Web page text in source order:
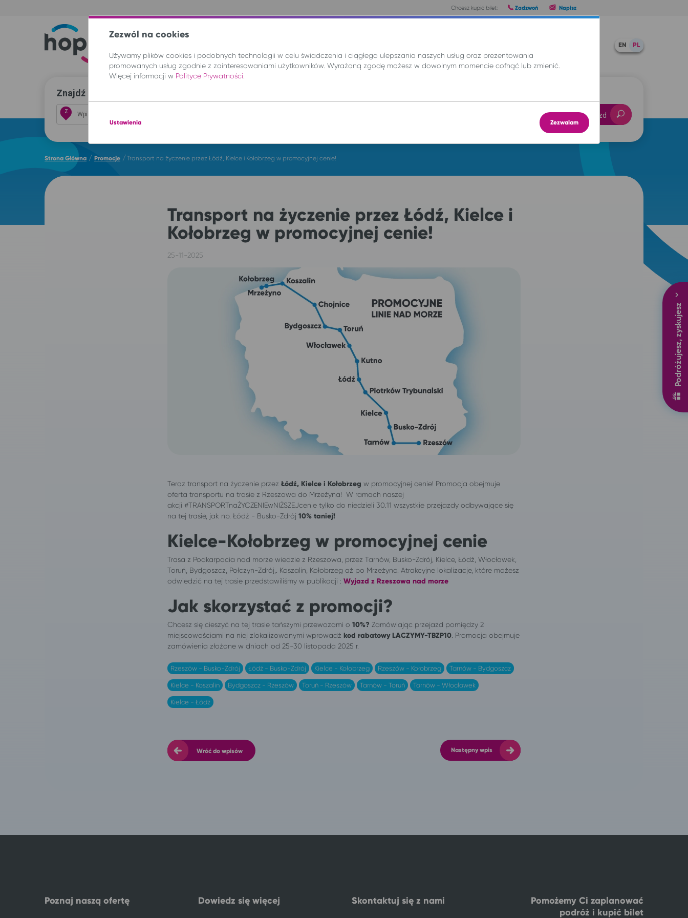
Chcesz kupić bilet: Zadzwoń Napisz
EN PL
Znajdź przejazd i kup bilet
Z Znajdź przejazd
Podróżujesz, zyskujesz
Strona Główna / Promocje /Transport na życzenie przez Łódź, Kielce i Kołobrzeg w promocyjnej cenie!
Transport na życzenie przez Łódź, Kielce i
Kołobrzeg w promocyjnej cenie!
25-11-2025
Teraz transport na życzenie przez Łódź, Kielce i Kołobrzeg w promocyjnej cenie! Promocja obejmuje
oferta transportu na trasie z Rzeszowa do Mrzeżyna! W ramach naszej
akcji #TRANSPORTnaŻYCZENIEwNIŻSZEJcenie tylko do niedzieli 30.11 wszystkie przejazdy odbywające się
na tej trasie, jak np. Łódź - Busko-Zdrój 10% taniej!
Kielce-Kołobrzeg w promocyjnej cenie
Trasa z Podkarpacia nad morze wiedzie z Rzeszowa, przez Tarnów, Busko-Zdrój, Kielce, Łódź, Włocławek,
Toruń, Bydgoszcz, Połczyn-Zdrój,. Koszalin, Kołobrzeg aż po Mrzeżyno. Atrakcyjne lokalizacje, które możesz
odwiedzić na tej trasie przedstawiliśmy w publikacji : Wyjazd z Rzeszowa nad morze
Jak skorzystać z promocji?
Chcesz się cieszyć na tej trasie tańszymi przewozami o 10%? Zamówiając przejazd pomiędzy 2
miejscowościami na niej zlokalizowanymi wprowadź kod rabatowy LACZYMY-TBZP10 . Promocja obejmuje
zamówienia złożone w dniach od 25-30 listopada 2025 r.
Rzeszów - Busko-Zdrój Łódź - Busko-Zdrój Kielce - Kołobrzeg Rzeszów - Kołobrzeg Tarnów - Bydgoszcz
Kielce - Koszalin Bydgoszcz - Rzeszów Toruń - Rzeszów Tarnów - Toruń Tarnów - Włocławek
Kielce - Łódź
Wróć do wpisów Następny wpis
Poznaj naszą ofertę Dowiedz się więcej Skontaktuj się z nami
Pomożemy Ci zaplanować
podróż i kupić bilet
Zezwól na cookies
Używamy plików cookies i podobnych technologii w celu świadczenia i ciągłego ulepszania naszych usług oraz prezentowania
promowanych usług zgodnie z zainteresowaniami użytkowników. Wyrażoną zgodę możesz w dowolnym momencie cofnąć lub zmienić.
Więcej informacji w Polityce Prywatności
Ustawienia Zezwalam